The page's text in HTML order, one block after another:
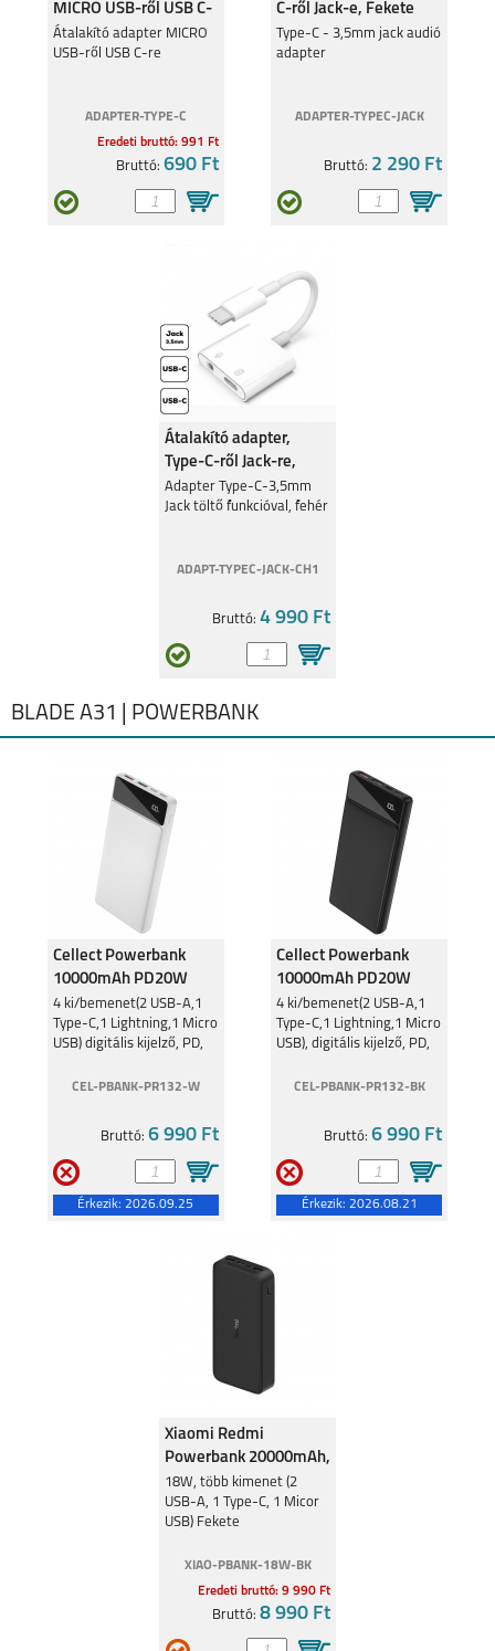
MICRO USB-ről USB C-
re
Átalakító adapter MICRO
USB-ről USB C-re
ADAPTER-TYPE-C
Eredeti bruttó: 991 Ft
Bruttó: 690 Ft
C-ről Jack-e, Fekete
Type-C - 3,5mm jack audió
adapter
ADAPTER-TYPEC-JACK
Bruttó: 2 290 Ft
Átalakító adapter,
Type-C-ről Jack-re,
Fehér
Adapter Type-C-3,5mm
Jack töltő funkcióval, fehér
ADAPT-TYPEC-JACK-CH1
Bruttó: 4 990 Ft
BLADE A31 | POWERBANK
Cellect Powerbank
10000mAh PD20W
Fehér PR132
10000mAh
4 ki/bemenet(2 USB-A,1
Type-C,1 Lightning,1 Micro
USB) digitális kijelző, PD,
CEL-PBANK-PR132-W
Bruttó: 6 990 Ft
Érkezik:2026.09.25
Cellect Powerbank
10000mAh PD20W
Fekete PR132
10000mAh
4 ki/bemenet(2 USB-A,1
Type-C,1 Lightning,1 Micro
USB), digitális kijelző, PD,
CEL-PBANK-PR132-BK
Bruttó:6 990 Ft
Érkezik: 2026.08.21
Xiaomi Redmi
Powerbank 20000mAh,
18W, Fekete
18W, több kimenet (2
USB-A, 1 Type-C, 1 Micor
USB) Fekete
XIAO-PBANK-18W-BK
Eredeti bruttó: 9 990 Ft
Bruttó: 8 990 Ft